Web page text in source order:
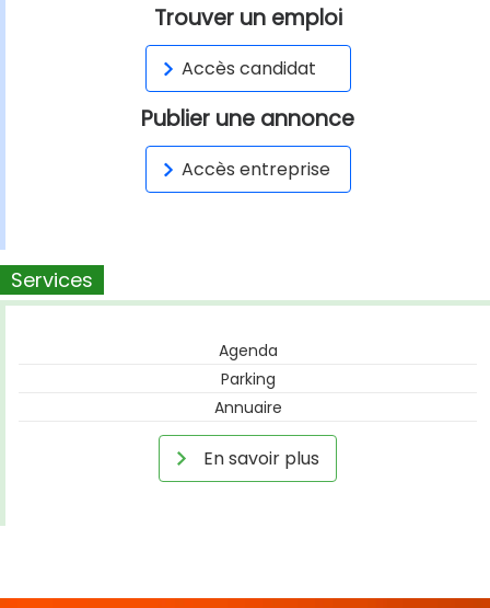
Trouver un emploi
Accès candidat
Publier une annonce
Accès entreprise
Services
Agenda
Parking
Annuaire
En savoir plus